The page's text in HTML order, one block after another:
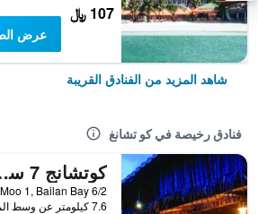
107 ﷼
عرض
شاهد المزيد من الفنادق القريبة
فنادق رخيصة في كو تشانغ
7.6 كيلومتر عن وسط المدينة